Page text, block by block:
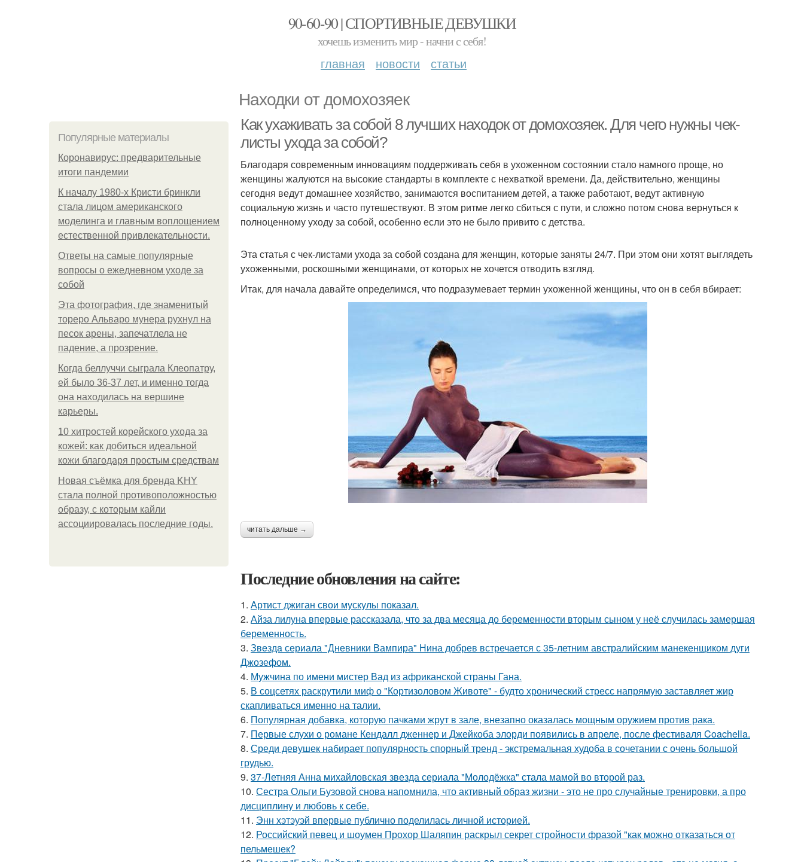
90-60-90 | СПОРТИВНЫЕ ДЕВУШКИ
хочешь изменить мир - начни с себя!
главная новости статьи
Находки от домохозяек
Популярные материалы
Коронавирус: предварительные
итоги пандемии
К началу 1980-х Кристи бринкли
стала лицом американского
моделинга и главным воплощением
естественной привлекательности.
Ответы на самые популярные
вопросы о ежедневном уходе за
собой
Эта фотография, где знаменитый
тореро Альваро мунера рухнул на
песок арены, запечатлела не
падение, а прозрение.
Когда беллуччи сыграла Клеопатру,
ей было 36-37 лет, и именно тогда
она находилась на вершине
карьеры.
10 хитростей корейского ухода за
кожей: как добиться идеальной
кожи благодаря простым средствам
Новая съёмка для бренда KHY
стала полной противоположностью
образу, с которым кайли
ассоциировалась последние годы.
Как ухаживать за собой 8 лучших находок от домохозяек. Для чего нужны чек-
листы ухода за собой?
Благодаря современным инновациям поддерживать себя в ухоженном состоянии стало намного проще, но
женщины жалуются на высокие стандарты в комплекте с нехваткой времени. Да, действительно, женщины
сегодня ведут домашнее хозяйство, занимаются воспитанием детей, а также работают, ведут активную
социальную жизнь и часто путешествуют. В этом ритме легко сбиться с пути, и сложно потом снова вернуться к
полноценному уходу за собой, особенно если это не было привито с детства.
Эта статья с чек-листами ухода за собой создана для женщин, которые заняты 24/7. При этом они хотят выглядеть
ухоженными, роскошными женщинами, от которых не хочется отводить взгляд.
Итак, для начала давайте определимся, что подразумевает термин ухоженной женщины, что он в себя вбирает:
читать дальше →
Последние обновления на сайте:
1. Артист джиган свои мускулы показал.
2. Айза лилуна впервые рассказала, что за два месяца до беременности вторым сыном у неё случилась замершая
беременность.
3. Звeздa сериала "Дневники Вампира" Нина добрев встречается с 35-летним австралийским манекенщиком дуги
Джозефом.
4. Мужчина по имени мистер Вад из африканской страны Гана.
5. В соцсетях раскрутили миф о "Кортизоловом Животе" - будто хронический стресс напрямую заставляет жир
скапливаться именно на талии.
6. Популярная добавка, которую пачками жрут в зале, внезапно оказалась мощным оружием против рака.
7. Первые слухи о романе Кендалл дженнер и Джейкоба элорди появились в апреле, после фестиваля Coachella.
8. Среди девушек набирает популярность спорный тренд - экстремальная худоба в сочетании с очень большой
грудью.
9. 37-Летняя Анна михайловская звезда сериала "Молодёжка" стала мамой во второй раз.
10. Сестра Ольги Бузовой снова напомнила, что активный образ жизни - это не про случайные тренировки, а про
дисциплину и любовь к себе.
11. Энн хэтэуэй впервые публично поделилась личной историей.
12. Российский певец и шоумен Прохор Шаляпин раскрыл секрет стройности фразой "как можно отказаться от
пельмешек?